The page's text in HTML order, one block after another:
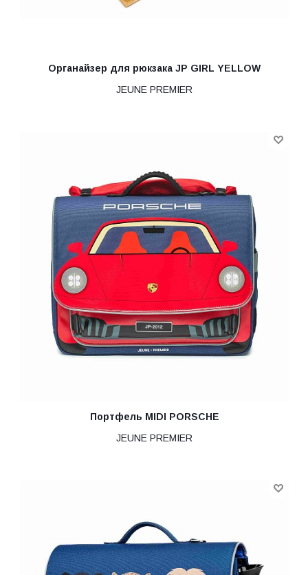
Органайзер для рюкзака JP GIRL YELLOW
JEUNE PREMIER
Портфель MIDI PORSCHE
JEUNE PREMIER